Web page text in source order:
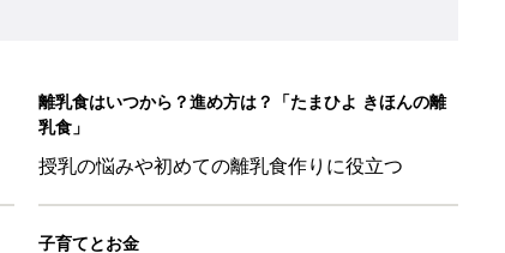
ユニクロ・ZARAも！」おすすめ4選
発生。時間帯は14時が危ない！親のNG行動も危険をま